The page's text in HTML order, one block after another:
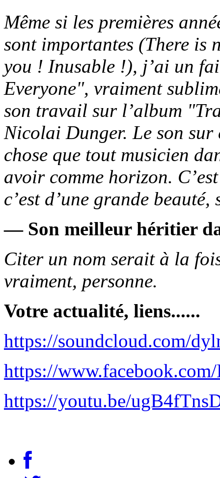
Même si les premières
sont importantes (There is
you ! Inusable !), j’ai un
Everyone", vraiment
son travail sur l’album
Nicolai Dunger. Le son
chose que tout musicien
avoir comme horizon.
c’est d’une grande beauté,
— Son meilleur héritier
Citer un nom serait à la
vraiment, personne.
Votre actualité, liens......
https://soundcloud.com/
https://
https://youtu.be/